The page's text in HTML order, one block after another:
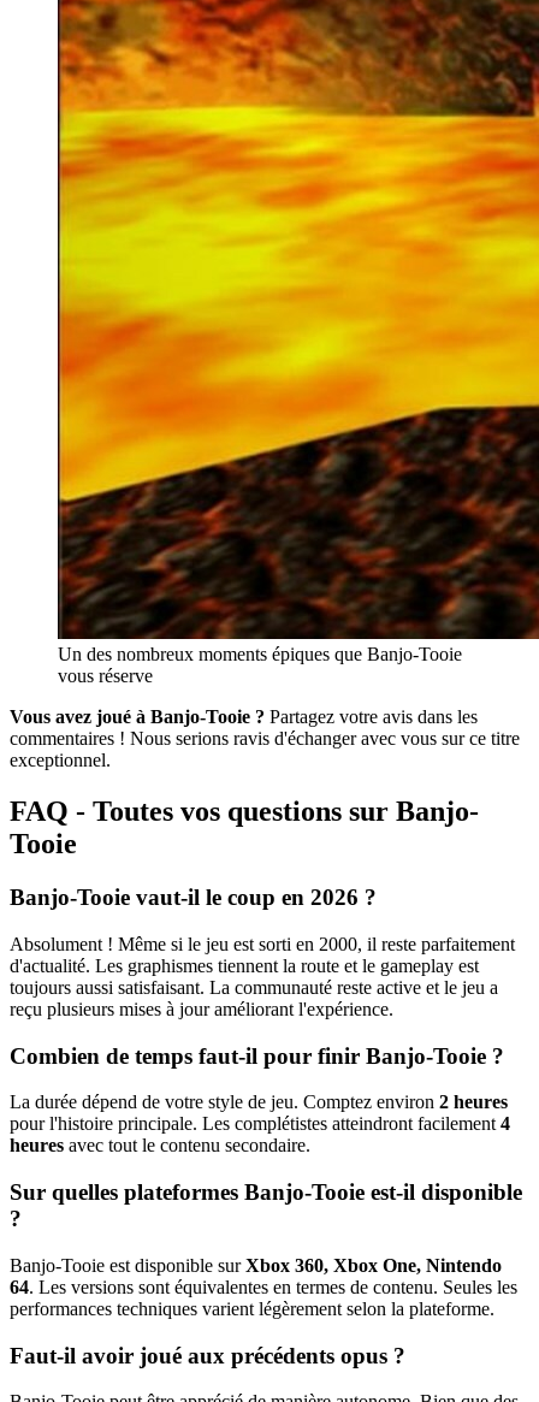
Un des nombreux moments épiques que Banjo-Tooie
vous réserve
Vous avez joué à Banjo-Tooie ? Partagez votre avis dans les
commentaires ! Nous serions ravis d'échanger avec vous sur ce titre
exceptionnel.
FAQ - Toutes vos questions sur Banjo-
Tooie
Banjo-Tooie vaut-il le coup en 2026 ?
Absolument ! Même si le jeu est sorti en 2000, il reste parfaitement
d'actualité. Les graphismes tiennent la route et le gameplay est
toujours aussi satisfaisant. La communauté reste active et le jeu a
reçu plusieurs mises à jour améliorant l'expérience.
Combien de temps faut-il pour finir Banjo-Tooie ?
La durée dépend de votre style de jeu. Comptez environ 2 heures
pour l'histoire principale. Les complétistes atteindront facilement4
heures avec tout le contenu secondaire.
Sur quelles plateformes Banjo-Tooie est-il disponible
?
Banjo-Tooie est disponible surXbox 360, Xbox One, Nintendo
64. Les versions sont équivalentes en termes de contenu. Seules les
performances techniques varient légèrement selon la plateforme.
Faut-il avoir joué aux précédents opus ?